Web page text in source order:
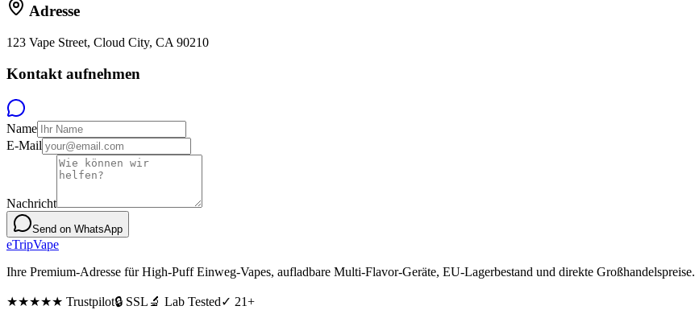
Adresse
123 Vape Street, Cloud City, CA 90210
Kontakt aufnehmen
Name
E-Mail
Nachricht
Send on WhatsApp
eTripVape
Ihre Premium-Adresse für High-Puff Einweg-Vapes, aufladbare Multi-Flavor-Geräte, EU-Lagerbestand und direkte Großhandelspreise.
★★★★★ Trustpilot🔒 SSL 🔬 Lab Tested✓ 21+